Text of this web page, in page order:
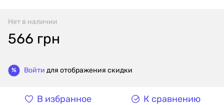
Нет в наличии
566 грн
% Войти для отображения скидки
В избранное К сравнению